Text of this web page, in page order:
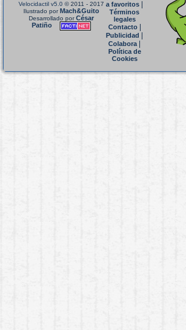
Velocidactil v5.0 © 2011 - 2017
Ilustrado porMach&Guito
Desarrollado porCésar
Patiño
a favoritos
Términos
legales
Contacto|
Publicidad
Colabora|
Política de
Cookies